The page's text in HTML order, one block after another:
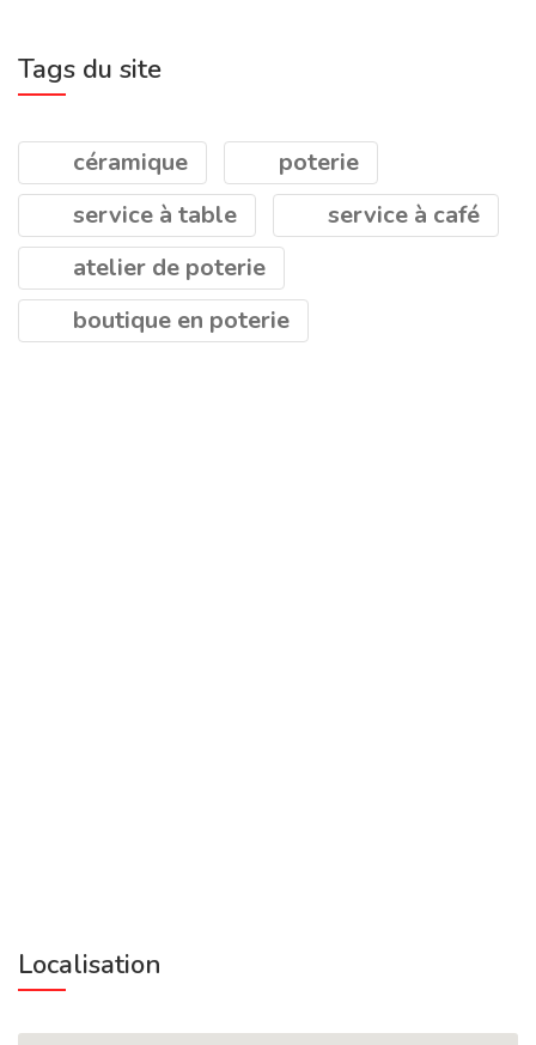
Tags du site
céramique
poterie
service à table
service à café
atelier de poterie
boutique en poterie
Localisation